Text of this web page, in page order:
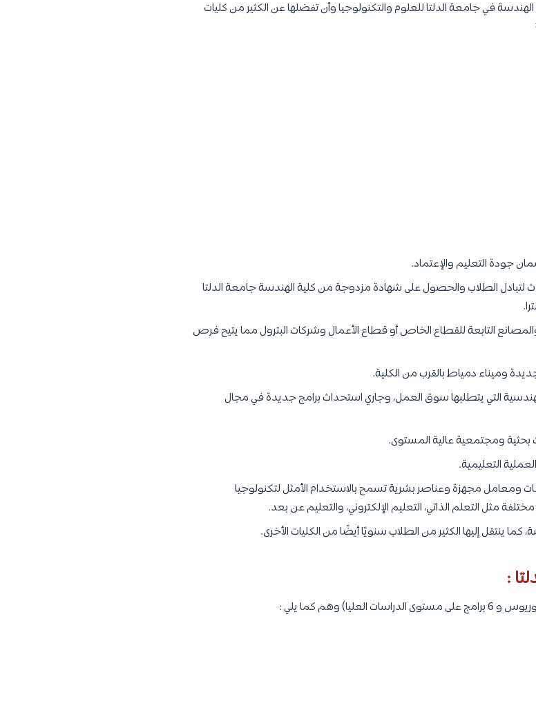
في جامعة الدلتا للعلوم والتكنولوجيا وأن تفضلها عن الكثير من كليات
جودة التعليم والإعتماد.
لتبادل الطلاب والحصول على شهادة مزدوجة من كلية الهندسة جامعة الدلتا
التابعة للقطاع الخاص أو قطاع الأعمال وشركات البترول مما يتيح فرص
وميناء دمياط بالقرب من الكلية.
التي يتطلبها سوق العمل، وجاري استحداث برامج جديدة في مجال
بحثية ومجتمعية عالية المستوى.
التعليمية.
ومعامل مجهزة وعناصر بشرية تسمح بالاستخدام الأمثل لتكنولوجيا
مثل التعلم الذاتي، التعليم الإلكتروني، والتعليم عن بعد.
كما ينتقل إليها الكثير من الطلاب سنويًا أيضًا من الكليات الأخرى.
: